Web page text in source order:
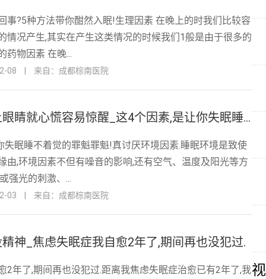
事?5种方法带你酣然入眠!生理因素 在晚上的时我们比较容
情况产生,其实在产生这类情况的时候我们1般是由于很多的
药物因素 在晚...
08 来自：成都棕南医院
晚上睡觉闭上眼睛就心慌容易惊醒_这4个因素,是让你失眠睡不着觉的
失眠睡不着觉的罪魁罪魁!真讨厌环境因素.睡眠环境是致使
由,环境因素不但有噪音的影响,还有空气、温度及阳光等方
强光的刺激、...
03 来自：成都棕南医院
神_焦虑失眠症我自愈2年了,期间再也没犯过.
2年了,期间再也没犯过.距离我焦虑失眠症治愈已有2年了,我